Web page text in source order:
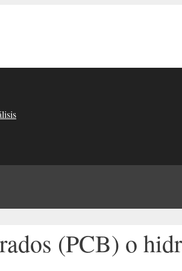
(PCB) o